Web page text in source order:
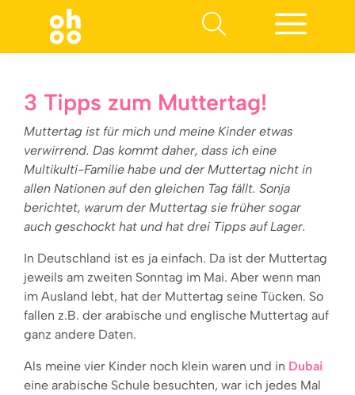
3 Tipps zum Muttertag!
Muttertag ist für mich und meine Kinder etwas
verwirrend. Das kommt daher, dass ich eine
Multikulti-Familie habe und der Muttertag nicht in
allen Nationen auf den gleichen Tag fällt. Sonja
berichtet, warum der Muttertag sie früher sogar
auch geschockt hat und hat drei Tipps auf Lager.
In Deutschland ist es ja einfach. Da ist der Muttertag
jeweils am zweiten Sonntag im Mai. Aber wenn man
im Ausland lebt, hat der Muttertag seine Tücken. So
fallen z.B. der arabische und englische Muttertag auf
ganz andere Daten.
Als meine vier Kinder noch klein waren und in Dubai
eine arabische Schule besuchten, war ich jedes Mal